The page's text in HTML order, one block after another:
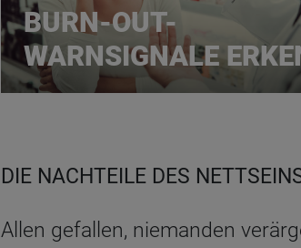
BURN-OUT-
WARNSIGNALE
DIE NACHTEILE DES
Allen gefallen, niemanden